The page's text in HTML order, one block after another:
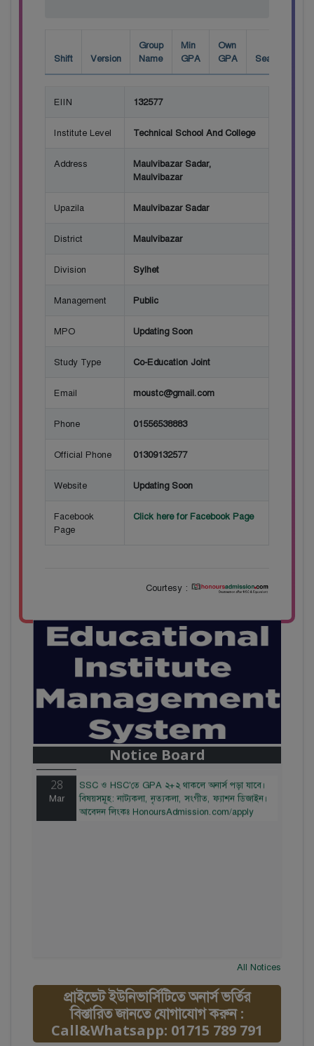
Shift Version
Group
Name
Min
GPA
Own
GPA
Seat
EIIN 132577
Institute Level Technical School And College
Address
Maulvibazar Sadar,
Maulvibazar
Upazila Maulvibazar Sadar
District Maulvibazar
Division Sylhet
Management Public
MPO Updating Soon
Study Type Co-Education Joint
Email moustc@gmail.com
Phone 01556538883
Official Phone 01309132577
Website Updating Soon
Facebook
Page
Click here for Facebook Page
Courtesy :
Notice Board
বাজেটের মধ্যে প্রাইভেট ইউনিভার্সিটিতে অনার্স পড়ার
সুযোগ। ২০টির অধিক বিষয়, ৪ বছরে মোট খরচ ২ লক্ষ
থেকে ৫ লক্ষ টাকা। আবেদন লিংকঃ
HonoursAdmission.com/apply
28
Mar
SSC ও HSC'তে GPA ২+২ থাকলে অনার্স পড়া যাবে।
বিষয়সমূহ: নাট্যকলা, নৃত্যকলা, সংগীত, ফ্যাশন ডিজাইন।
আবেদন লিংকঃ HonoursAdmission.com/apply
All Notices
প্রাইভেট ইউনিভার্সিটিতে অনার্স ভর্তির
বিস্তারিত জানতে যোগাযোগ করুন :
Call&Whatsapp: 01715 789 791